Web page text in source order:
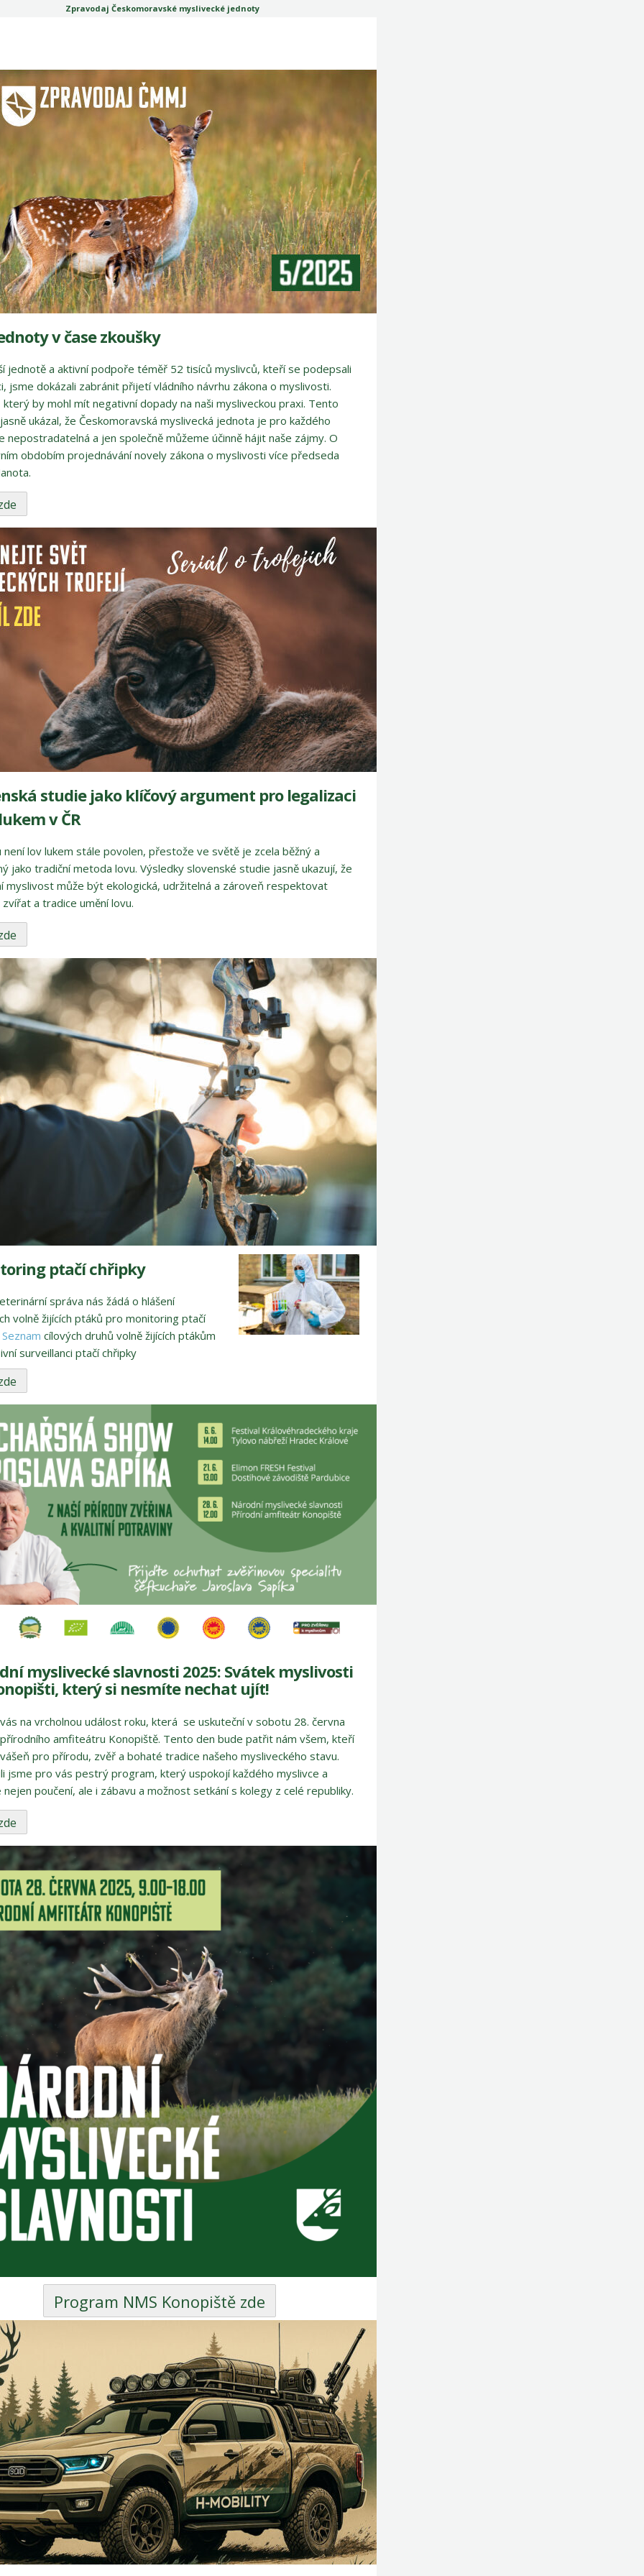
Zpravodaj Českomoravské myslivecké jednoty
v čase zkoušky
jednotě a aktivní podpoře téměř 52 tisíců myslivců, kteří se podepsali
jsme dokázali zabránit přijetí vládního návrhu zákona o myslivosti.
který by mohl mít negativní dopady na naši mysliveckou praxi. Tento
ukázal, že Českomoravská myslivecká jednota je pro každého
nepostradatelná a jen společně můžeme účinně hájit naše zájmy. O
obdobím projednávání novely zákona o myslivosti více předseda
studie jako klíčový argument pro legalizaci
v ČR
není lov lukem stále povolen, přestože ve světě je zcela běžný a
jako tradiční metoda lovu. Výsledky slovenské studie jasně ukazují, že
myslivost může být ekologická, udržitelná a zároveň respektovat
a tradice umění lovu.
ptačí chřipky
správa nás žádá o hlášení
volně žijících ptáků pro monitoring ptačí
Seznam cílových druhů volně žijících ptákům
surveillanci ptačí chřipky
myslivecké slavnosti 2025: Svátek myslivosti
který si nesmíte nechat ujít!
na vrcholnou událost roku, která se uskuteční v sobotu 28. června
amfiteátru Konopiště. Tento den bude patřit nám všem, kteří
pro přírodu, zvěř a bohaté tradice našeho mysliveckého stavu.
jsme pro vás pestrý program, který uspokojí každého myslivce a
nejen poučení, ale i zábavu a možnost setkání s kolegy z celé republiky.
Program NMS Konopiště zde